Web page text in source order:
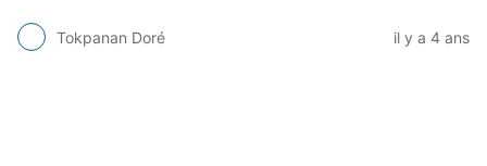
Tokpanan Doré il y a 4 ans